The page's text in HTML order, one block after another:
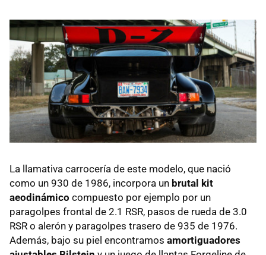
La llamativa carrocería de este modelo, que nació
como un 930 de 1986, incorpora un brutal kit
aeodinámico compuesto por ejemplo por un
paragolpes frontal de 2.1 RSR, pasos de rueda de 3.0
RSR o alerón y paragolpes trasero de 935 de 1976.
Además, bajo su piel encontramos amortiguadores